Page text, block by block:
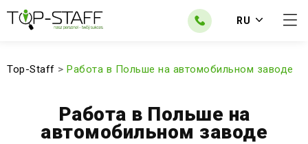
RU
Top-Staff > Работа в Польше на автомобильном заводе
Работа в Польше на
автомобильном заводе